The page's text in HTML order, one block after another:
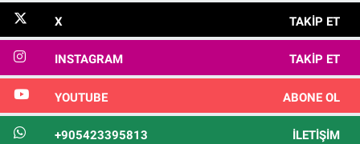
X TAKIP ET
INSTAGRAM TAKIP ET
YOUTUBE ABONE OL
+905423395813 İLETIŞIM